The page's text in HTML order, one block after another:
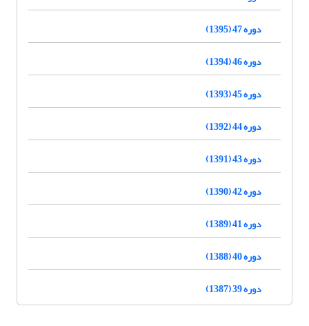
دوره 47 (1395)
دوره 46 (1394)
دوره 45 (1393)
دوره 44 (1392)
دوره 43 (1391)
دوره 42 (1390)
دوره 41 (1389)
دوره 40 (1388)
دوره 39 (1387)